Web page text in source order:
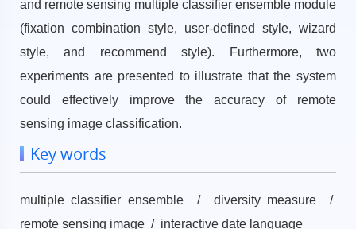
and remote sensing multiple classifier ensemble module
(fixation combination style, user-defined style, wizard
style, and recommend style). Furthermore, two
experiments are presented to illustrate that the system
could effectively improve the accuracy of remote
sensing image classification.
Key words
multiple classifier ensemble / diversity measure /
remote sensing image / interactive date language